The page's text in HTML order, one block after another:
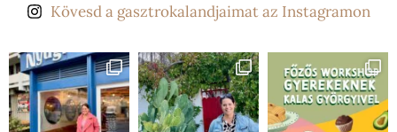
Kövesd a gasztrokalandjaimat az Instagramon